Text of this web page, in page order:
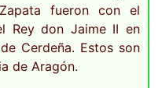
fueron con el
Rey don Jaime II en
Cerdeña. Estos son
de Aragón.